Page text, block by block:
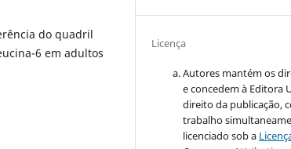
do quadril
6 em adultos
Licença
Autores mantém os
e concedem à Editora
direito da publicação,
trabalho
licenciado sob a